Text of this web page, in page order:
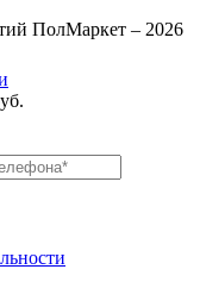
ПолМаркет – 2026